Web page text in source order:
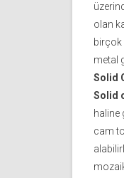
olan
birçok
metal
Solid
Solid
haline
cam